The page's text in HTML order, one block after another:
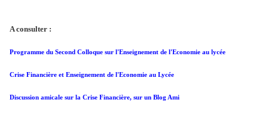
A consulter :
Programme du Second Colloque sur l'Enseignement de l'Economie au lycée
Crise Financière et Enseignement de l'Economie au Lycée
Discussion amicale sur la Crise Financière, sur un Blog Ami